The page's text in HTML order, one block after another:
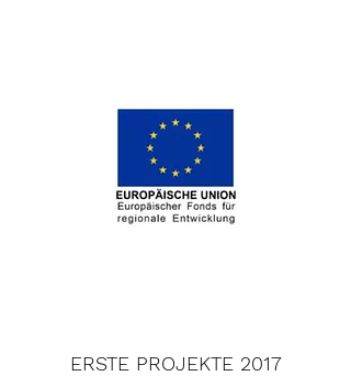
ERSTE PROJEKTE 2017